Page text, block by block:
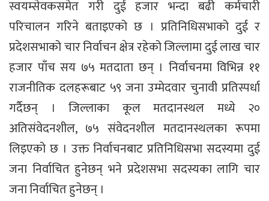
स्वयम्सेवकसमेत गरी दुई हजार भन्दा बढी कर्मचारी
परिचालन गरिने बताइएको छ । प्रतिनिधिसभाको दुई र
प्रदेशसभाको चार निर्वाचन क्षेत्र रहेको जिल्लामा दुई लाख चार
हजार पाँच सय ७५ मतदाता छन् । निर्वाचनमा विभिन्न ११
राजनीतिक दलहरूबाट ५९ जना उम्मेदवार चुनावी प्रतिस्पर्धा
गर्दैछन् । जिल्लाका कूल मतदानस्थल मध्ये २०
अतिसंवेदनशील, ७५ संवेदनशील मतदानस्थलका रूपमा
लिइएको छ । उक्त निर्वाचनबाट प्रतिनिधिसभा सदस्यमा दुई
जना निर्वाचित हुनेछन् भने प्रदेशसभा सदस्यका लागि चार
जना निर्वाचित हुनेछन् ।